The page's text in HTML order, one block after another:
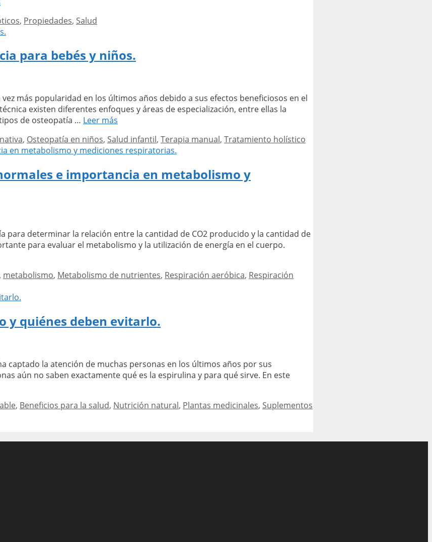
poderes
de
infusión
probióticos
para
tu
salud.
, Propiedades, Salud
para bebés y niños.
más popularidad en los últimos años debido a sus efectos beneficiosos en el
existen diferentes enfoques y áreas de especialización, entre ellas la
de osteopatía … Leer más
osteopatía
pediatrica
su
niños.
, Osteopatía en niños, Salud infantil, Terapia manual, Tratamiento holístico
e importancia en metabolismo y
para determinar la relación entre la cantidad de CO2 producido y la cantidad de
para evaluar el metabolismo y la utilización de energía en el cuerpo.
, metabolismo, Metabolismo de nutrientes, Respiración aeróbica, Respiración
y quiénes deben evitarlo.
captado la atención de muchas personas en los últimos años por sus
aún no saben exactamente qué es la espirulina y para qué sirve. En este
, Beneficios para la salud, Nutrición natural, Plantas medicinales, Suplementos